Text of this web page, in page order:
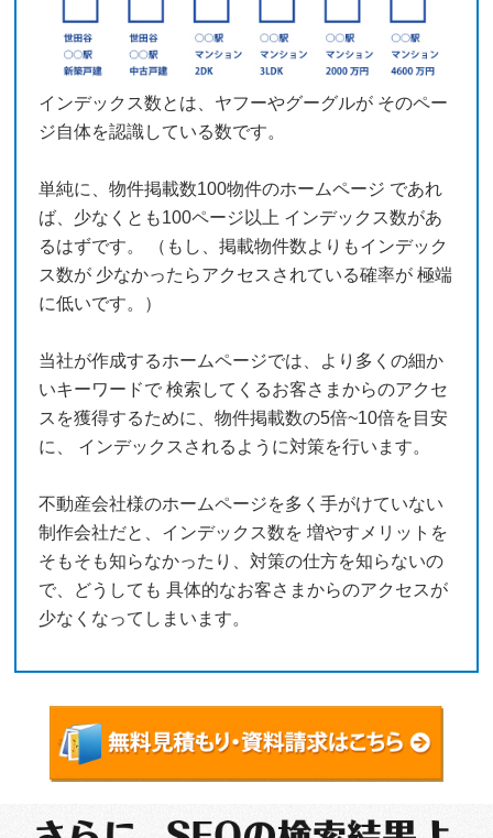
インデックス数とは、ヤフーやグーグルが そのペー
ジ自体を認識している数です。
単純に、物件掲載数100物件のホームページ であれ
ば、少なくとも100ページ以上 インデックス数があ
るはずです。 （もし、掲載物件数よりもインデック
ス数が 少なかったらアクセスされている確率が 極端
に低いです。）
当社が作成するホームページでは、より多くの細か
いキーワードで 検索してくるお客さまからのアクセ
スを獲得するために、物件掲載数の5倍~10倍を目安
に、 インデックスされるように対策を行います。
不動産会社様のホームページを多く手がけていない
制作会社だと、インデックス数を 増やすメリットを
そもそも知らなかったり、対策の仕方を知らないの
で、どうしても 具体的なお客さまからのアクセスが
少なくなってしまいます。